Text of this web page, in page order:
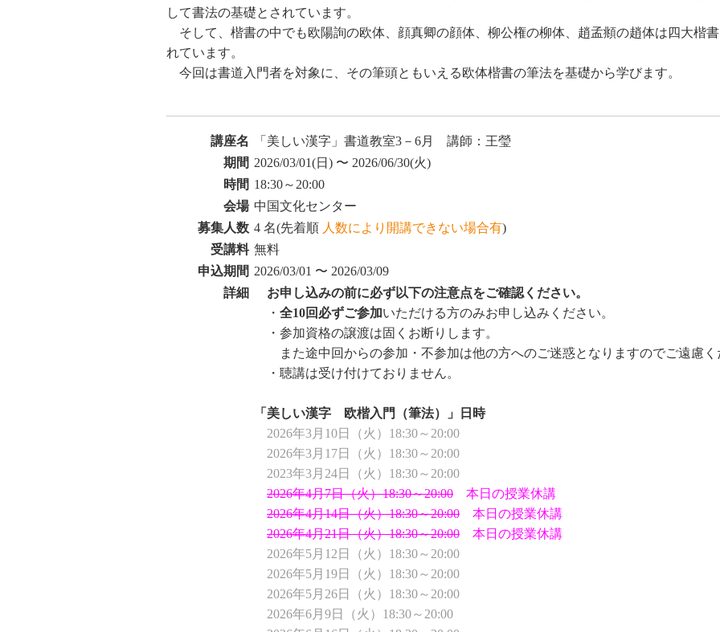
して書法の基礎とされています。
そして、楷書の中でも欧陽詢の欧体、顔真卿の顔体、柳公権の柳体、趙孟頫の趙体は四大楷
れています。
今回は書道入門者を対象に、その筆頭ともいえる欧体楷書の筆法を基礎から学びます。
講座名
「美しい漢字」書道教室3－6月 講師：王瑩
期間 2026/03/01(日) 〜 2026/06/30(火)
時間 18:30～20:00
会場 中国文化センター
募集人数 4 名(先着順 人数により開講できない場合有)
受講料 無料
申込期間 2026/03/01 〜 2026/03/09
詳細
お申し込みの前に必ず以下の注意点をご確認ください。
・ 全10回必ずご参加いただける方のみお申し込みください。
・参加資格の譲渡は固くお断りします。
また途中回からの参加・不参加は他の方へのご迷惑となりますのでご遠慮く
・聴講は受け付けておりません。
「美しい漢字 欧楷入門（筆法）」日時
2026年3月10日（火）18:30～20:00
2026年3月17日（火）18:30～20:00
2023年3月24日（火）18:30～20:00
2026年4月7日（火）18:30～20:00 本日の授業休講
2026年4月14日（火）18:30～20:00 本日の授業休講
2026年4月21日（火）18:30～20:00
本日の授業休講
2026年5月12日（火）18:30～20:00
2026年5月19日（火）18:30～20:00
2026年5月26日（火）18:30～20:00
2026年6月9日（火）18:30～20:00